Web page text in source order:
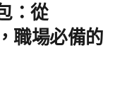
：從
職場必備的